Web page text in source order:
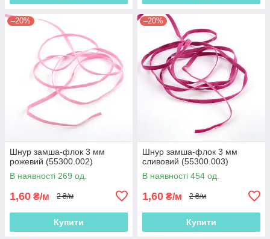
–20%
Шнур замша-флок 3 мм
рожевий (55300.002)
В наявності 269 од.
1,60 ₴/м 2 ₴/м
Купити
–20%
Шнур замша-флок 3 мм
сливовий (55300.003)
В наявності 454 од.
1,60 ₴/м 2 ₴/м
Купити